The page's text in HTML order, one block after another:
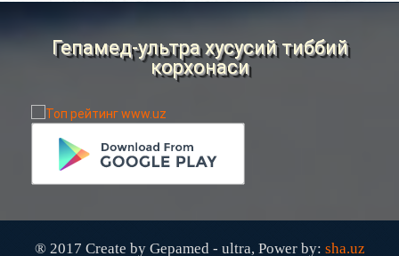
НОСТАНДАРТ УСУЛЛАРИ....
Гепамед-ультра хусусий тиббий
корхонаси
® 2017 Create by Gepamed - ultra, Power by: sha.uz